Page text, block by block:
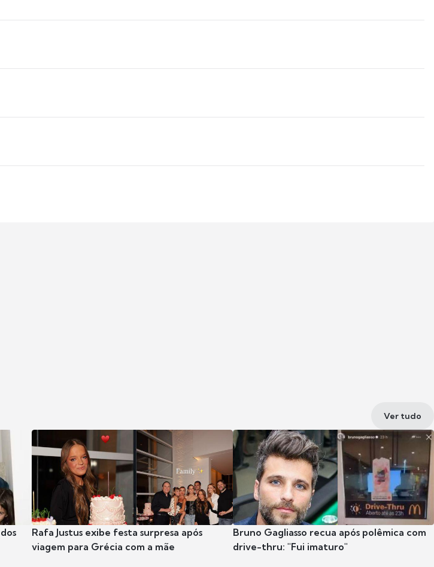
Ver tudo
Rafa Justus exibe festa surpresa após
viagem para Grécia com a mãe
Bruno Gagliasso recua após polêmica com
drive-thru: "Fui imaturo"